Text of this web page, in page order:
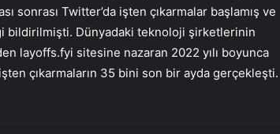
sonrası Twitter’da işten çıkarmalar başlamış ve
bildirilmişti. Dünyadaki teknoloji şirketlerinin
layoffs.fyi sitesine nazaran 2022 yılı boyunca
çıkarmaların 35 bini son bir ayda gerçekleşti.